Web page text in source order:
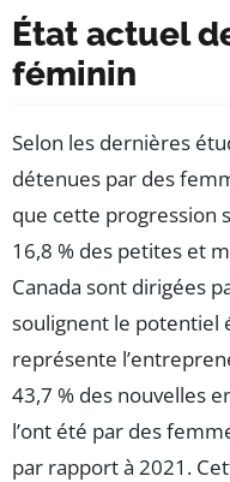
État actuel
féminin
Selon les dernières
détenues par des
que cette progression
16,8 % des petites et
Canada sont dirigées
soulignent le potentiel
représente
43,7 % des nouvelles
l’ont été par des
par rapport à 2021.